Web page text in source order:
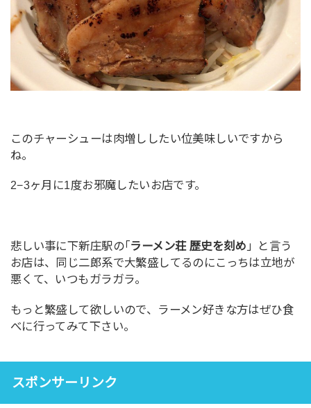
このチャーシューは肉増ししたい位美味しいですから
ね。
2−3ヶ月に1度お邪魔したいお店です。
悲しい事に下新庄駅の｢ラーメン荘 歴史を刻め 」と言う
お店は、同じ二郎系で大繁盛してるのにこっちは立地が
悪くて、いつもガラガラ。
もっと繁盛して欲しいので、ラーメン好きな方はぜひ食
べに行ってみて下さい。
スポンサーリンク